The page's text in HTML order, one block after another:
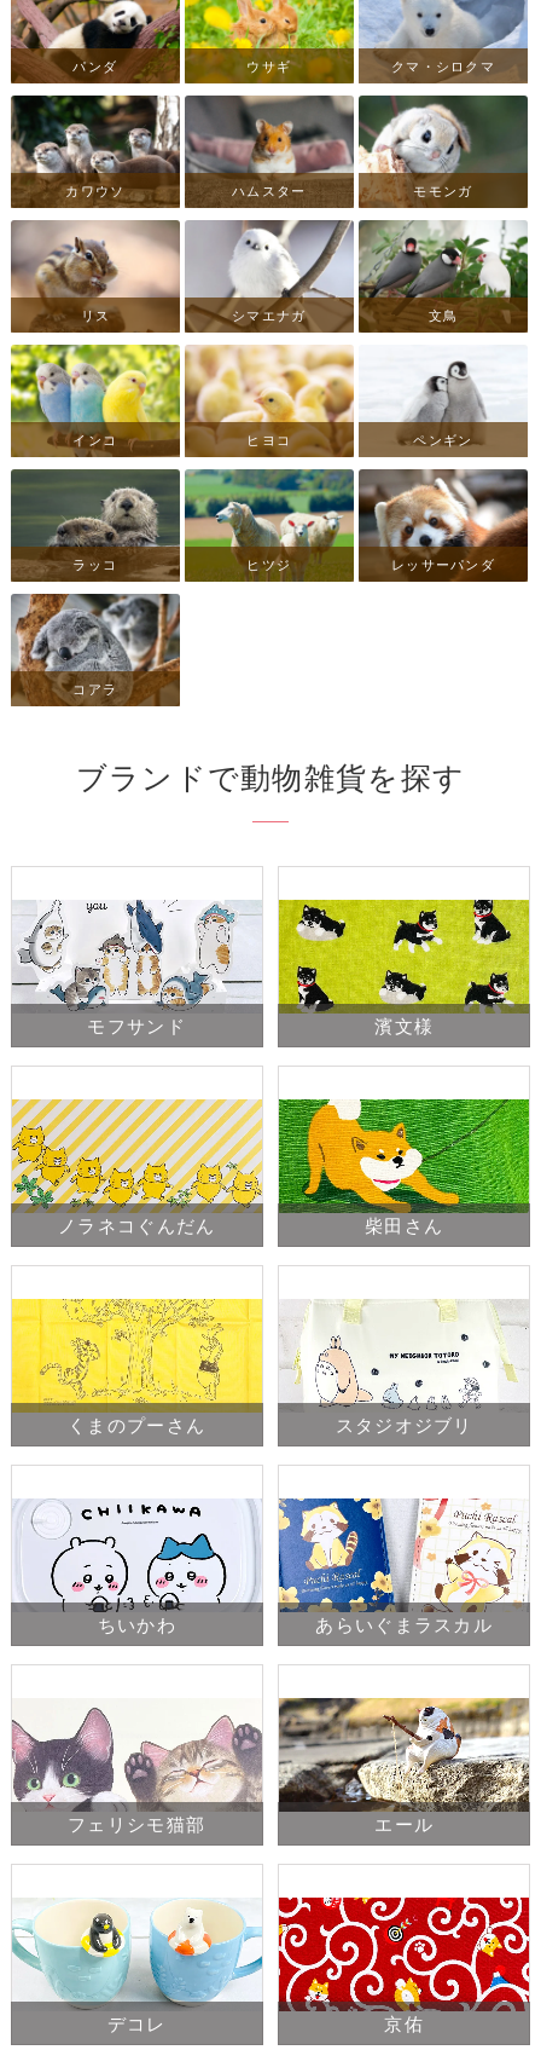
パンダ ウサギ クマ・シロクマ
カワウソ ハムスター モモンガ
リス シマエナガ 文鳥
インコ ヒヨコ ペンギン
ラッコ ヒツジ レッサーパンダ
コアラ
ブランドで動物雑貨を探す
モフサンド 濱文様
ノラネコぐんだん 柴田さん
くまのプーさん スタジオジブリ
ちいかわ あらいぐまラスカル
フェリシモ猫部 エール
デコレ 京佑